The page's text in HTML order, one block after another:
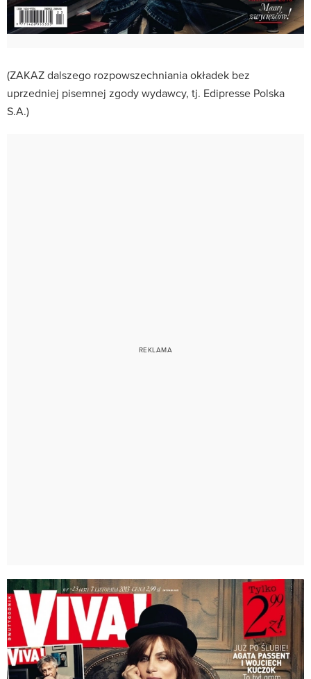
(ZAKAZ dalszego rozpowszechniania okładek bez
uprzedniej pisemnej zgody wydawcy, tj. Edipresse Polska
S.A.)